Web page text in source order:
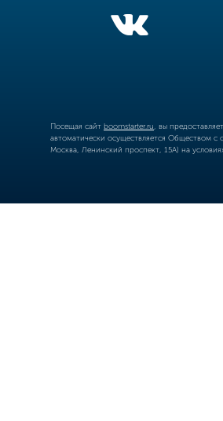
Посещая сайт boomstarter.ru , вы
автоматически осуществляется Обществом
Москва, Ленинский проспект, 15А) на